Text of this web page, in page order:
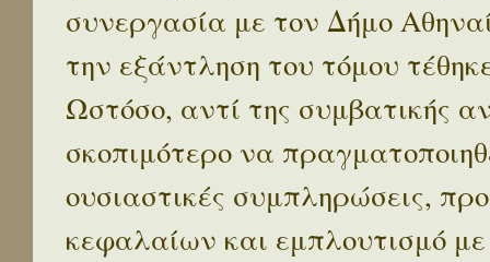
συνεργασία με τον Δήμο
την εξάντληση του τόμου
Ωστόσο, αντί της συμβατικής
σκοπιμότερο να
ουσιαστικές συμπληρώσεις,
κεφαλαίων και εμπλουτισμό